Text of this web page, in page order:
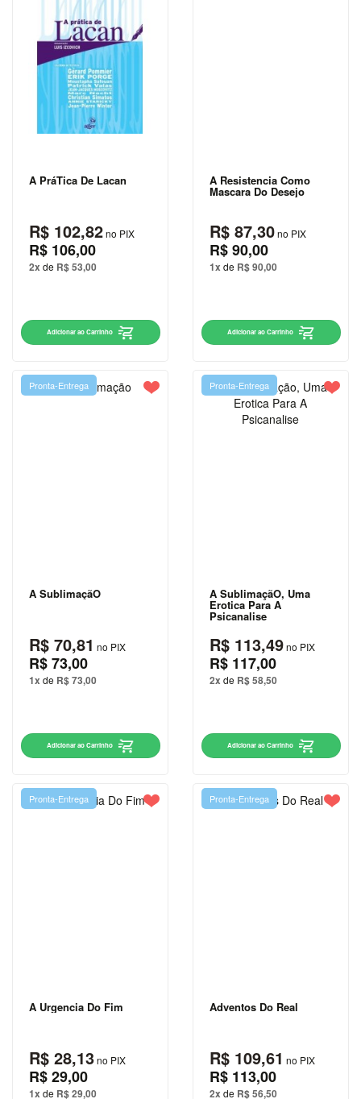
DICIONÁRIOS
DIDÁTICOS
DIREITO
ECONOMIA
EDUCAÇÃO
LÍNGUAS
ESOTERISMO
FICÇÃO
FILOSOFIA
JOGOS E
PASSATEMPOS
JORDAN
LEON
TOLSTÓI
LITERATURA
POLÍTICA
A PráTica De Lacan
R$ 102,82no PIX
R$ 106,00
2x de R$ 53,00
Adicionar ao Carrinho
A Resistencia Como
Mascara Do Desejo
R$ 87,30no PIX
R$ 90,00
1x de R$ 90,00
Adicionar ao Carrinho
A SublimaçãO
Pronta-Entrega
R$ 70,81 no PIX
R$ 73,00
1x de R$ 73,00
Adicionar ao Carrinho
A SublimaçãO, Uma
Erotica Para A
Psicanalise
Pronta-Entrega
R$ 113,49no PIX
R$ 117,00
2x de R$ 58,50
Adicionar ao Carrinho
A Urgencia Do Fim
Pronta-Entrega
R$ 28,13no PIX
R$ 29,00
1x de R$ 29,00
Adventos Do Real
Pronta-Entrega
R$ 109,61 no PIX
R$ 113,00
2x de R$ 56,50